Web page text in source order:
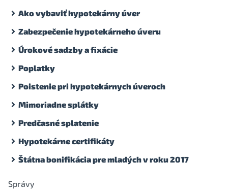
Ako vybaviť hypotekárny úver
Zabezpečenie hypotekárneho úveru
Úrokové sadzby a fixácie
Poplatky
Poistenie pri hypotekárnych úveroch
Mimoriadne splátky
Predčasné splatenie
Hypotekárne certifikáty
Štátna bonifikácia pre mladých v roku 2017
Správy